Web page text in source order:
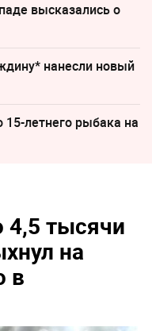
высказались о
нанесли новый
летнего рыбака на
тысячи
на
в